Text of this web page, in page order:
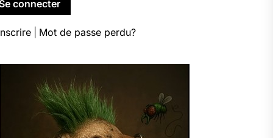
Mot de passe perdu?